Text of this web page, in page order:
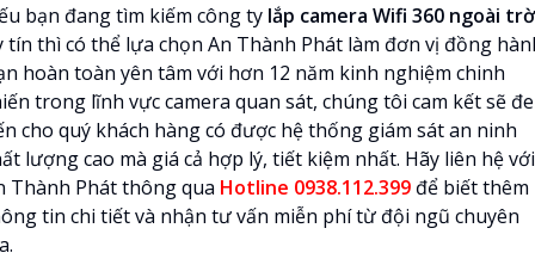
bạn đang tìm kiếm công ty lắp camera Wifi 360 ngoài
tín thì có thể lựa chọn An Thành Phát làm đơn vị đồng
hoàn toàn yên tâm với hơn 12 năm kinh nghiệm chinh
trong lĩnh vực camera quan sát, chúng tôi cam kết sẽ
cho quý khách hàng có được hệ thống giám sát an ninh
lượng cao mà giá cả hợp lý, tiết kiệm nhất. Hãy liên hệ với
Thành Phát thông qua Hotline 0938.112.399 để biết thêm
tin chi tiết và nhận tư vấn miễn phí từ đội ngũ chuyên